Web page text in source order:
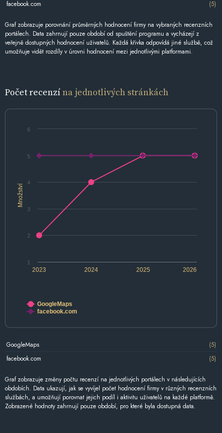
facebook.com (5)
Graf zobrazuje porovnání průměrných hodnocení firmy na vybraných recenzních
portálech. Data zahrnují pouze období od spuštění programu a vycházejí z
veřejně dostupných hodnocení uživatelů. Každá křivka odpovídá jiné službě, což
umožňuje vidět rozdíly v úrovni hodnocení mezi jednotlivými platformami.
Počet recenzína jednotlivých stránkách
Množství
2024 2026
2023 2025
1
2
3
4
5
6
GoogleMaps
facebook.com
GoogleMaps
(5)
facebook.com
(5)
Graf zobrazuje změny počtu recenzí na jednotlivých portálech v následujících
obdobích. Data ukazují, jak se vyvíjel počet hodnocení firmy v různých recenzních
službách, a umožňují porovnat jejich podíl i aktivitu uživatelů na každé platformě.
Zobrazené hodnoty zahrnují pouze období, pro které byla dostupná data.